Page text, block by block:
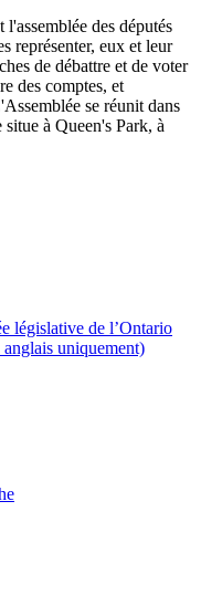
des députés
représenter, eux et leur
de débattre et de voter
des comptes, et
se réunit dans
à Queen's Park, à
législative de l’Ontario
uniquement)